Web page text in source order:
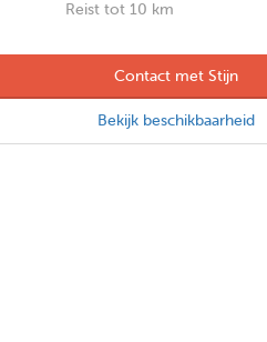
Reist tot 10 km
Contact met Stijn
Bekijk beschikbaarheid